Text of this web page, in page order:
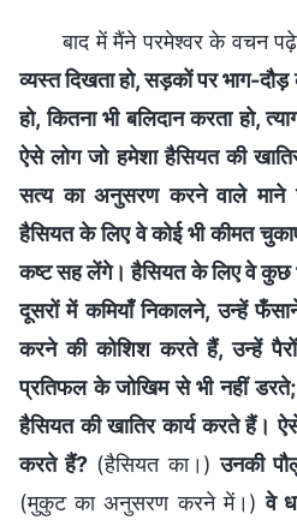
बाद में मैंने परमेश्वर के वचन
व्यस्त दिखता हो, सड़कों पर भाग-
हो, कितना भी बलिदान करता हो,
ऐसे लोग जो हमेशा हैसियत की
सत्य का अनुसरण करने वाले माने
हैसियत के लिए वे कोई भी कीमत
कष्ट सह लेंगे। हैसियत के लिए वे कुछ
दूसरों में कमियाँ निकालने, उन्हें
करने की कोशिश करते हैं, उन्हें
प्रतिफल के जोखिम से भी नहीं डरते;
हैसियत की खातिर कार्य करते हैं।
करते हैं?(हैसियत का।)उनकी
(मुकुट का अनुसरण करने में।)वे